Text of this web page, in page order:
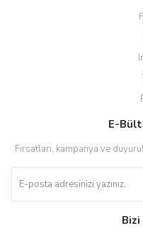
E-
Fırsatları, kampanya ve
Bizi